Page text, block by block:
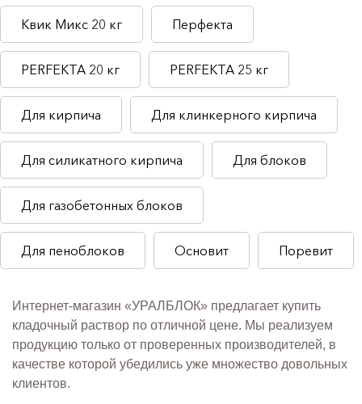
Квик Микс 20 кг Перфекта
PERFEKTA 20 кг PERFEKTA 25 кг
Для кирпича Для клинкерного кирпича
Для силикатного кирпича Для блоков
Для газобетонных блоков
Для пеноблоков Основит Поревит
Интернет-магазин «УРАЛБЛОК» предлагает купить
кладочный раствор по отличной цене. Мы реализуем
продукцию только от проверенных производителей, в
качестве которой убедились уже множество довольных
клиентов.